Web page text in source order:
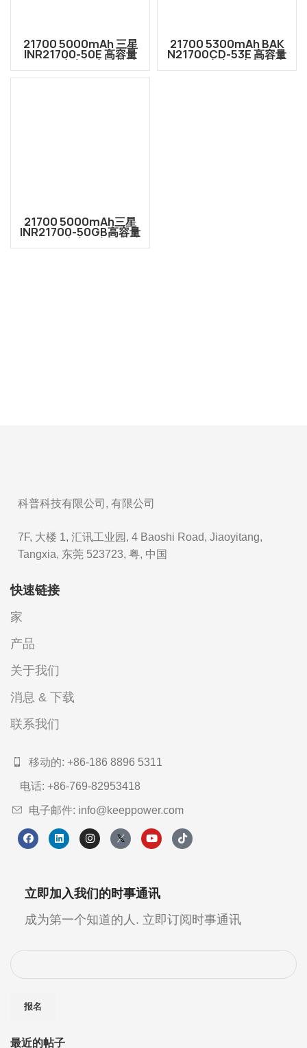
21700 5000mAh 三星
INR21700-50E 高容量
3.6V 可充电锂离子电池
21700 5300mAh BAK
N21700CD-53E 高容量
3.6V 可充电锂离子电池
21700 5000mAh三星
INR21700-50GB高容量
3.66V可充电锂离子电池
科普科技有限公司, 有限公司
7F, 大楼 1, 汇讯工业园, 4 Baoshi Road, Jiaoyitang,
Tangxia, 东莞 523723, 粤, 中国
快速链接
家
产品
关于我们
消息 & 下载
联系我们
移动的: +86-186 8896 5311
电话: +86-769-82953418
电子邮件: info@keeppower.com
立即加入我们的时事通讯
成为第一个知道的人. 立即订阅时事通讯
最近的帖子